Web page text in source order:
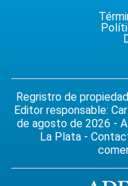
Regristro de
Editor responsable:
de agosto de 2026 -
La Plata -